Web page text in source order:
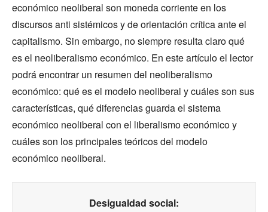
económico neoliberal son moneda corriente en los
discursos anti sistémicos y de orientación crítica ante el
capitalismo. Sin embargo, no siempre resulta claro qué
es el neoliberalismo económico. En este artículo el lector
podrá encontrar un resumen del neoliberalismo
económico: qué es el modelo neoliberal y cuáles son sus
características, qué diferencias guarda el sistema
económico neoliberal con el liberalismo económico y
cuáles son los principales teóricos del modelo
económico neoliberal.
Desigualdad social: